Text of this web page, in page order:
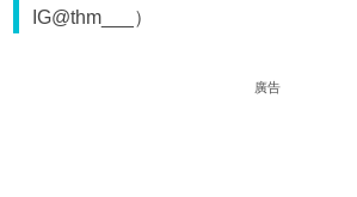
IG@thm___）
廣告